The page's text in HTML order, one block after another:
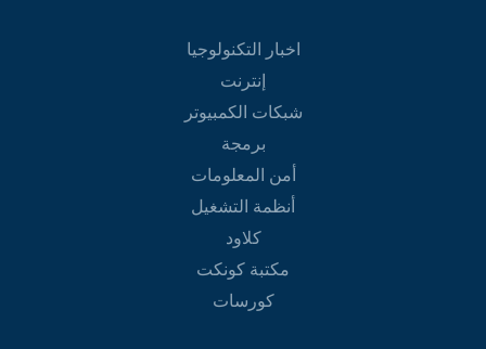
اخبار التكنولوجيا
إنترنت
شبكات الكمبيوتر
برمجة
أمن المعلومات
أنظمة التشغيل
كلاود
مكتبة كونكت
كورسات